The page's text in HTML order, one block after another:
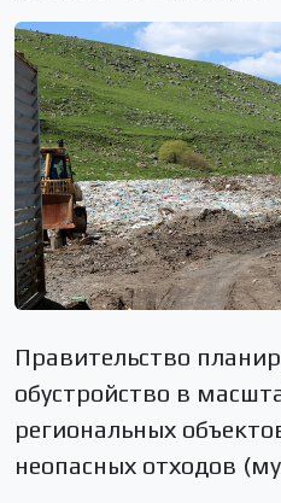
Правительство
обустройство в
региональных
неопасных отходов